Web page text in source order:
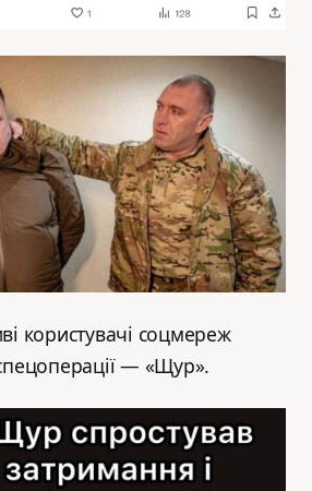
користувачі соцмереж
— «Щур».